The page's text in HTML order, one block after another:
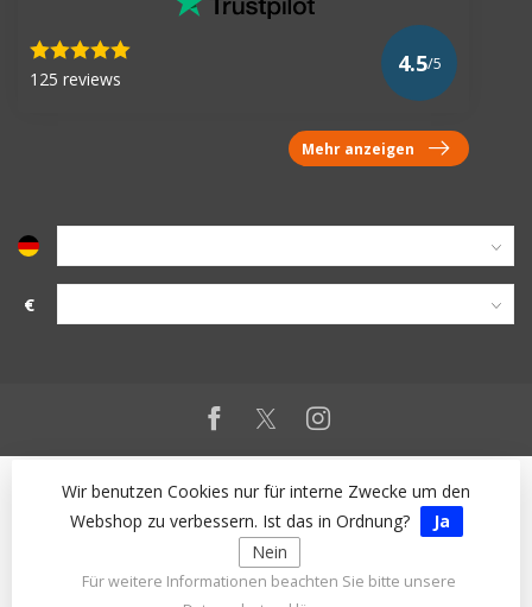
125 reviews
4.5/5
Mehr anzeigen
€
Wir benutzen Cookies nur für interne Zwecke um den
Webshop zu verbessern. Ist das in Ordnung?
Ja
Nein
Für weitere Informationen beachten Sie bitte unsere